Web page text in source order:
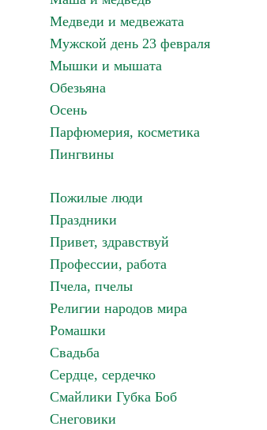
Медведи и медвежата
Мужской день 23 февраля
Мышки и мышата
Обезьяна
Осень
Парфюмерия, косметика
Пингвины
Пожилые люди
Праздники
Привет, здравствуй
Профессии, работа
Пчела, пчелы
Религии народов мира
Ромашки
Свадьба
Сердце, сердечко
Смайлики Губка Боб
Снеговики